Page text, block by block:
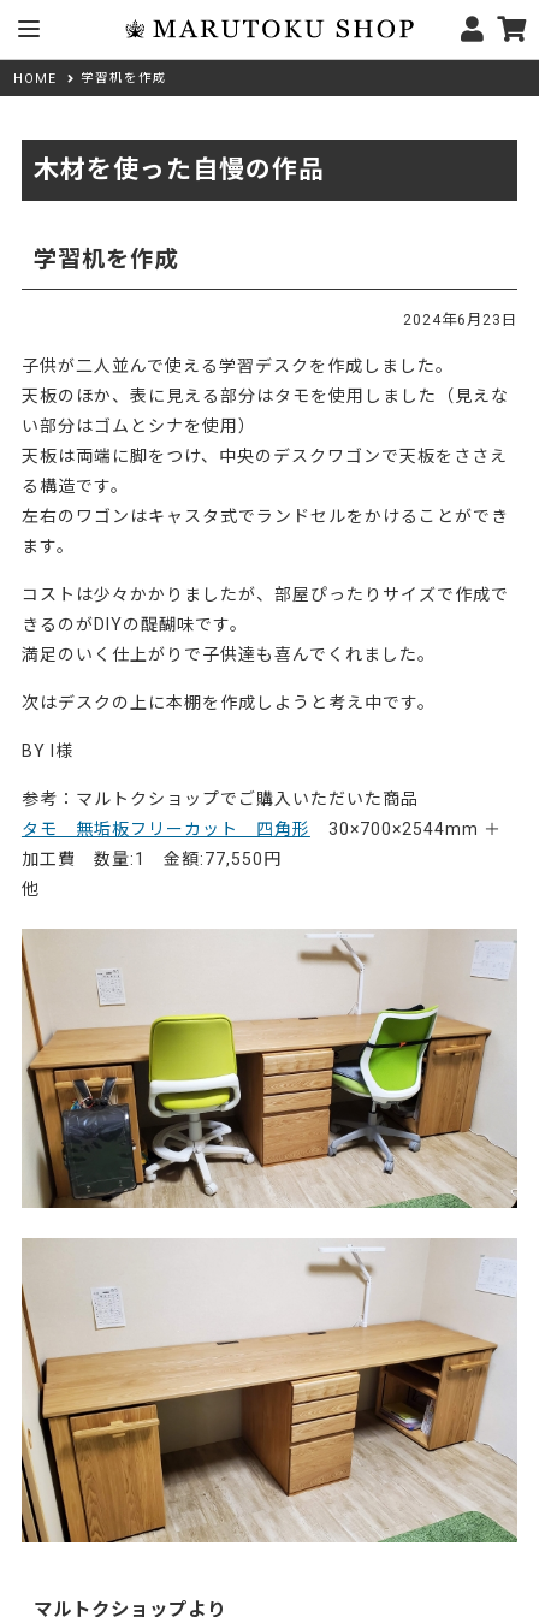
HOME 学習机を作成
木材を使った自慢の作品
学習机を作成
2024年6月23日
子供が二人並んで使える学習デスクを作成しました。
天板のほか、表に見える部分はタモを使用しました（見えな
い部分はゴムとシナを使用）
天板は両端に脚をつけ、中央のデスクワゴンで天板をささえ
る構造です。
左右のワゴンはキャスタ式でランドセルをかけることができ
ます。
コストは少々かかりましたが、部屋ぴったりサイズで作成で
きるのがDIYの醍醐味です。
満足のいく仕上がりで子供達も喜んでくれました。
次はデスクの上に本棚を作成しようと考え中です。
BY I様
参考：マルトクショップでご購入いただいた商品
タモ 無垢板フリーカット 四角形
30×700×2544mm ＋
加工費 数量:1 金額:77,550円
他
マルトクショップより